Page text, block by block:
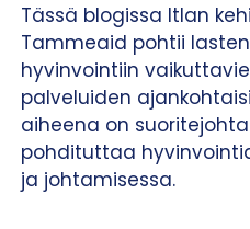
Tässä blogissa Itlan
Tammeaid pohtii
hyvinvointiin
palveluiden
aiheena on
pohdituttaa
ja johtamisessa.